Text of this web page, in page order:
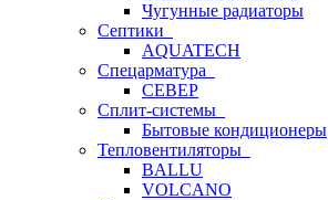
Чугунные радиаторы
Септики
AQUATECH
Спецарматура
СЕВЕР
Сплит-системы
Бытовые кондиционеры
Тепловентиляторы
BALLU
VOLCANO